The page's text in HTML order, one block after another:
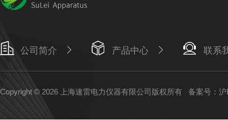
公司简介 产品中心 联系
Copyright © 2026 上海速雷电力仪器有限公司版权所有 备案号：